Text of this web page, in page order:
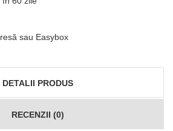
sau Easybox
DETALII PRODUS
RECENZII (0)